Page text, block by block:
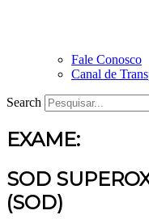
Fale Conosco
Canal de
Search
EXAME:
SOD
(SOD)